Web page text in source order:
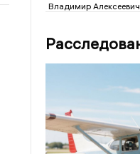
Владимир